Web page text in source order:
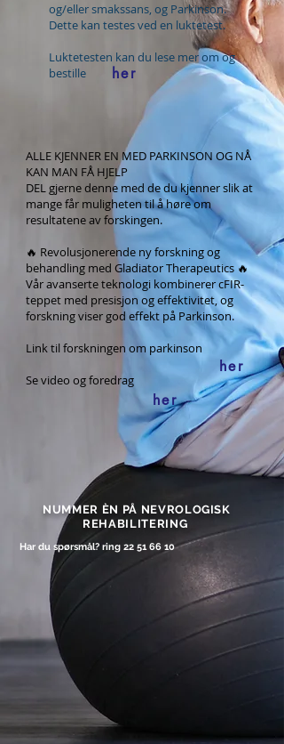
og/eller smakssans, og Parkinson.
Dette kan testes ved en luktetest.
Luktetesten kan du lese mer om og
bestille
her
ALLE KJENNER EN MED PARKINSON OG NÅ
KAN MAN FÅ HJELP
DEL gjerne denne med de du kjenner slik at
mange får muligheten til å høre om
resultatene av forskingen.
🔥 Revolusjonerende ny forskning og
behandling med Gladiator Therapeutics 🔥
Vår avanserte teknologi kombinerer cFIR-
teppet med presisjon og effektivitet, og
forskning viser god effekt på Parkinson.
Link til forskningen om parkinson
Se video og foredrag
her
her
Har du spørsmål? ring 22 51 66 10
NUMMER ÈN PÅ NEVROLOGISK
REHABILITERING